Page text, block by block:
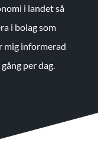
i landet så
i bolag som
mig informerad
per dag.